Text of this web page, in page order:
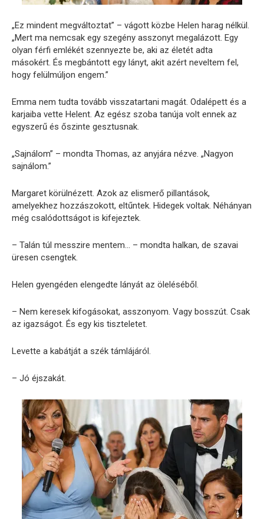
„Ez mindent megváltoztat” – vágott közbe Helen harag nélkül.
„Mert ma nemcsak egy szegény asszonyt megalázott. Egy
olyan férfi emlékét szennyezte be, aki az életét adta
másokért. És megbántott egy lányt, akit azért neveltem fel,
hogy felülmúljon engem.”
Emma nem tudta tovább visszatartani magát. Odalépett és a
karjaiba vette Helent. Az egész szoba tanúja volt ennek az
egyszerű és őszinte gesztusnak.
„Sajnálom” – mondta Thomas, az anyjára nézve. „Nagyon
sajnálom.”
Margaret körülnézett. Azok az elismerő pillantások,
amelyekhez hozzászokott, eltűntek. Hidegek voltak. Néhányan
még csalódottságot is kifejeztek.
– Talán túl messzire mentem… – mondta halkan, de szavai
üresen csengtek.
Helen gyengéden elengedte lányát az öleléséből.
– Nem keresek kifogásokat, asszonyom. Vagy bosszút. Csak
az igazságot. És egy kis tiszteletet.
Levette a kabátját a szék támlájáról.
– Jó éjszakát.